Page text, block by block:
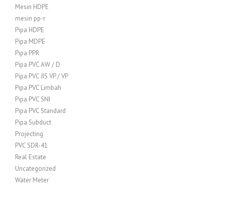
Mesin HDPE
mesin pp-r
Pipa HDPE
Pipa MDPE
Pipa PPR
Pipa PVC AW / D
Pipa PVC JIS VP / VP
Pipa PVC Limbah
Pipa PVC SNI
Pipa PVC Standard
Pipa Subduct
Projecting
PVC SDR-41
Real Estate
Uncategorized
Water Meter